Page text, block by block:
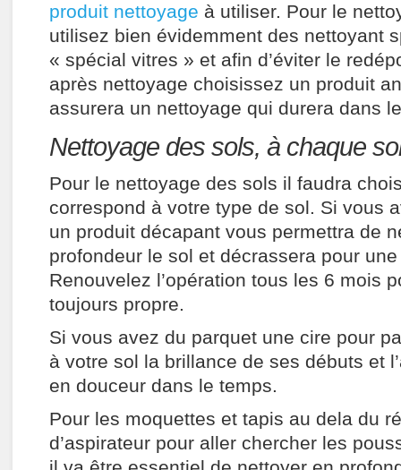
produit nettoyage à utiliser. Pour le
utilisez bien évidemment des nettoyant
« spécial vitres » et afin d’éviter le
après nettoyage choisissez un produit
assurera un nettoyage qui durera dans
Nettoyage des sols, à chaque
Pour le nettoyage des sols il faudra
correspond à votre type de sol. Si vous
un produit décapant vous permettra de
profondeur le sol et décrassera pour
Renouvelez l’opération tous les 6 mois
toujours propre.
Si vous avez du parquet une cire pour
à votre sol la brillance de ses débuts et
en douceur dans le temps.
Pour les moquettes et tapis au dela du
d’aspirateur pour aller chercher les